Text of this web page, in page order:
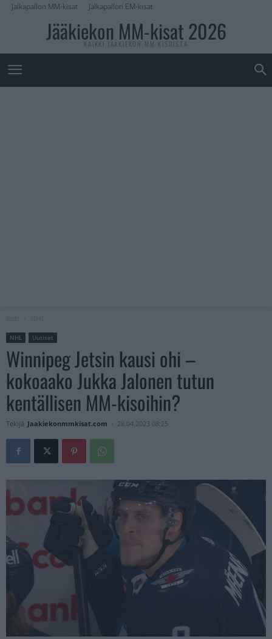
Jalkapallon MM-kisat Jalkapallon EM-kisat
Jääkiekon MM-kisat 2026
KAIKKI JÄÄKIEKON MM-KISOISTA
NHL Uutiset
Winnipeg Jetsin kausi ohi –
kokoaako Jukka Jalonen tutun
kentällisen MM-kisoihin?
Tekijä Jaakiekonmmkisat.com - 28.04.2023 08:25